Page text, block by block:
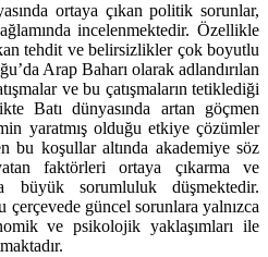
ortaya çıkan politik sorunlar,
incelenmektedir. Özellikle
tehdit ve belirsizlikler çok boyutlu
Arap Baharı olarak adlandırılan
ve bu çatışmaların tetiklediği
Batı dünyasında artan göçmen
yaratmış olduğu etkiye çözümler
bu koşullar altında akademiye söz
faktörleri ortaya çıkarma ve
büyük sorumluluk düşmektedir.
güncel sorunlara yalnızca
ve psikolojik yaklaşımları ile